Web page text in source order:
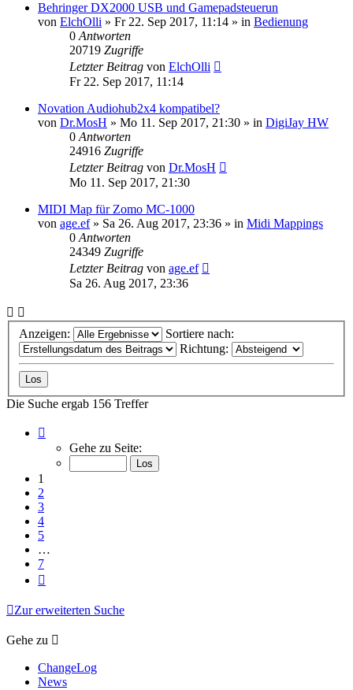
Behringer DX2000 USB und Gamepadsteuerun
von ElchOlli » Fr 22. Sep 2017, 11:14 » in Bedienung
0 Antworten
20719 Zugriffe
Letzter Beitrag von ElchOlli
Fr 22. Sep 2017, 11:14
Novation Audiohub2x4 kompatibel?
von Dr.MosH » Mo 11. Sep 2017, 21:30 » in DigiJay HW
0 Antworten
24916 Zugriffe
Letzter Beitrag von Dr.MosH
Mo 11. Sep 2017, 21:30
MIDI Map für Zomo MC-1000
von age.ef» Sa 26. Aug 2017, 23:36 » in Midi Mappings
0 Antworten
24349 Zugriffe
Letzter Beitrag von age.ef
Sa 26. Aug 2017, 23:36
Anzeigen:
Sortiere nach:
Richtung:
Die Suche ergab 156 Treffer
von
Gehe zu Seite:
1
2
3
4
5
…
7
Zur erweiterten Suche
Gehe zu
ChangeLog
News